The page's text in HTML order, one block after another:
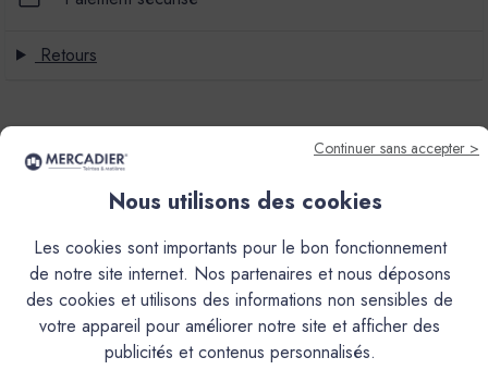
Retours
fait ils ne peuvent faire l'objet d'une reprise. Nous vous
échantillons.
Continuer sans accepter >
Nous utilisons des cookies
Les cookies sont importants pour le bon fonctionnement
de notre site internet. Nos partenaires et nous déposons
des cookies et utilisons des informations non sensibles de
votre appareil pour améliorer notre site et afficher des
publicités et contenus personnalisés.